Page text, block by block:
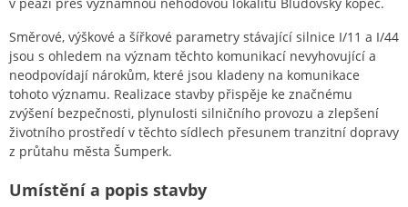
Směrové, výškové a šířkové parametry stávající silnice I/11 a I/44
jsou s ohledem na význam těchto komunikací nevyhovující a
neodpovídají nárokům, které jsou kladeny na komunikace
tohoto významu. Realizace stavby přispěje ke značnému
zvýšení bezpečnosti, plynulosti silničního provozu a zlepšení
životního prostředí v těchto sídlech přesunem tranzitní dopravy
z průtahu města Šumperk.
Umístění a popis stavby